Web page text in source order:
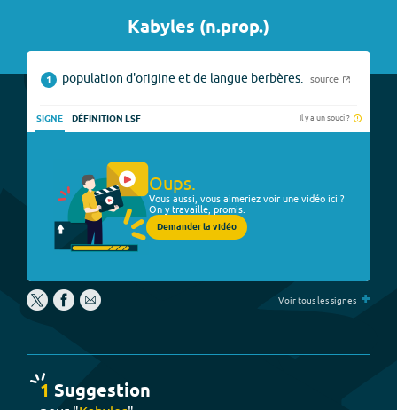
Kabyles (n.prop.)
1 population d'origine et de langue berbères. source
SIGNE DÉFINITION LSF Il y a un souci ?
Oups.
Vous aussi, vous aimeriez voir une vidéo ici ?
On y travaille, promis.
Demander la vidéo
Voir tous les signes +
1 Suggestion